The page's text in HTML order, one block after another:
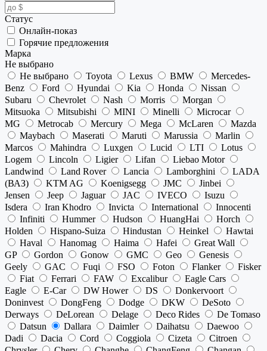
Статус
Онлайн-показ
Горячие предложения
Марка
Не выбрано
Не выбрано
Toyota Lexus BMW
Mercedes-
Benz
Ford Hyundai Kia Honda
Nissan
Subaru
Chevrolet Nash Morris
Morgan
Mitsuoka
Mitsubishi MINI Minelli
Microcar
MG
Metrocab Mercury Mega McLaren
Mazda
Maybach
Maserati Maruti Marussia
Marlin
Marcos
Mahindra Luxgen Lucid LTI
Lotus
Logem
Lincoln Ligier Lifan
Liebao Motor
Landwind
Land Rover Lancia Lamborghini
LADA
(ВАЗ)
KTM AG Koenigsegg JMC
Jinbei
Jensen
Jeep Jaguar JAC IVECO
Isuzu
Isdera
Iran Khodro Invicta International
Innocenti
Infiniti
Hummer Hudson HuangHai
Horch
Holden
Hispano-Suiza Hindustan Heinkel
Hawtai
Haval
Hanomag Haima Hafei
Great Wall
GP
Gordon Gonow GMC Geo
Genesis
Geely
GAC Fuqi FSO Foton Flanker
Fisker
Fiat
Ferrari FAW Excalibur
Eagle Cars
Eagle
E-Car DW Hower DS
Donkervoort
Doninvest
DongFeng Dodge DKW
DeSoto
Derways
DeLorean Delage Deco Rides
De Tomaso
Datsun
Dallara Daimler Daihatsu
Daewoo
Dadi
Dacia Cord Coggiola Cizeta
Citroen